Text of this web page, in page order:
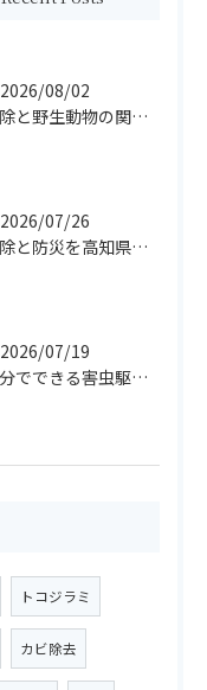
2026/08/02
駆除と野生動物の関係を制度・報奨金・法令から徹底解説
2026/07/26
駆除と防災を高知県南国市のリスクに即した安全対策ガイド
2026/07/19
自分でできる害虫駆除と手作り駆除液の安心ガイド
トコジラミ
カビ除去